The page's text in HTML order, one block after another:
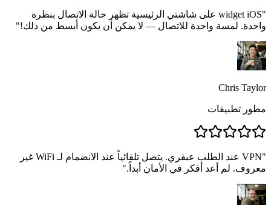
"
widget iOS على شاشتي الرئيسية تظهر حالة الاتصال بنظرة
واحدة. لمسة واحدة للاتصال — لا يمكن أن يكون أبسط من ذلك!"
Chris Taylor
مطور تطبيقات
"
VPN عند الطلب عبقري. يتصل تلقائياً عند الانضمام لـ WiFi غير
معروف. لم أعد أفكر في الأمان أبداً."